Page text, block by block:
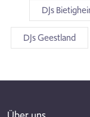
DJs
DJs Geestland